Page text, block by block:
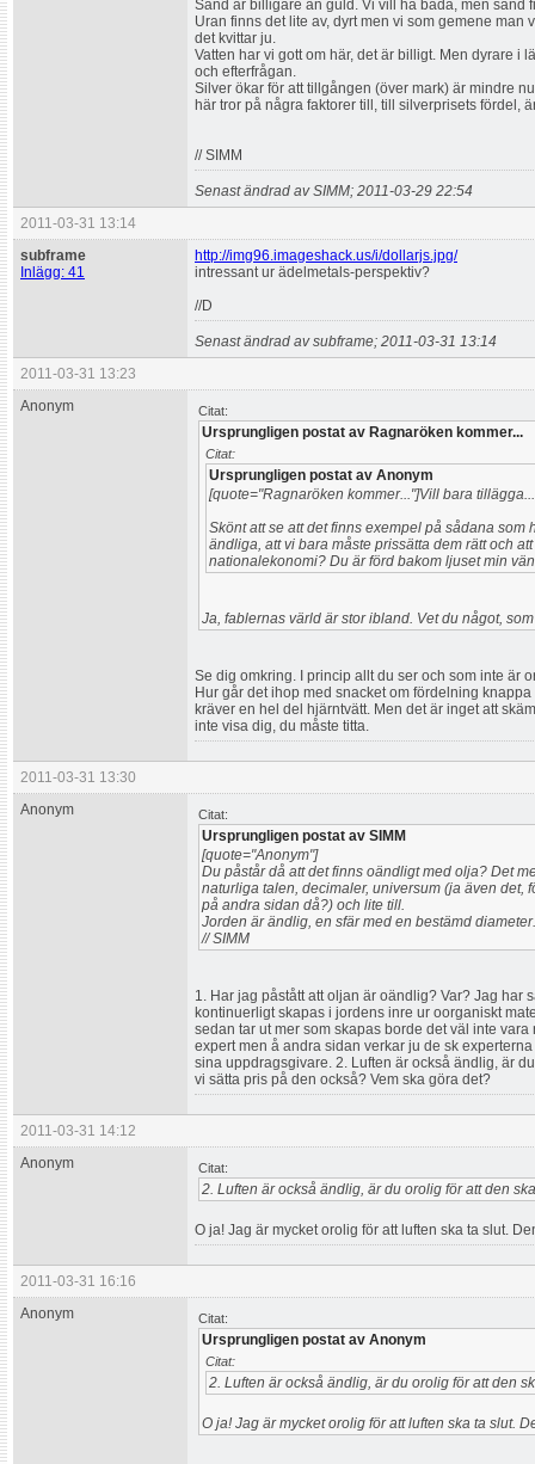
Sand är billigare än guld. Vi vill ha båda, men sand
Uran finns det lite av, dyrt men vi som gemene man
det kvittar ju.
Vatten har vi gott om här, det är billigt. Men dyrare i
och efterfrågan.
Silver ökar för att tillgången (över mark) är mindre
här tror på några faktorer till, till silverprisets fördel,
// SIMM
Senast ändrad av SIMM; 2011-03-29 22:54
2011-03-31 13:14
subframe
Inlägg: 41
http://img96.imageshack.us/i/dollarjs.jpg/
intressant ur ädelmetals-perspektiv?
//D
Senast ändrad av subframe; 2011-03-31 13:14
2011-03-31 13:23
Anonym
Citat:
Ursprungligen postat av Ragnaröken kommer...
Citat:
Ursprungligen postat av Anonym
[quote="Ragnaröken kommer..."]Vill bara tillägga...
Skönt att se att det finns exempel på sådana som
ändliga, att vi bara måste prissätta dem rätt och
nationalekonomi? Du är förd bakom ljuset min
Ja, fablernas värld är stor ibland. Vet du något,
Se dig omkring. I princip allt du ser och som inte är
Hur går det ihop med snacket om fördelning
kräver en hel del hjärntvätt. Men det är inget att
inte visa dig, du måste titta.
2011-03-31 13:30
Anonym
Citat:
Ursprungligen postat av SIMM
[quote="Anonym"]
Du påstår då att det finns oändligt med olja? Det
naturliga talen, decimaler, universum (ja även det,
på andra sidan då?) och lite till.
Jorden är ändlig, en sfär med en bestämd
// SIMM
1. Har jag påstått att oljan är oändlig? Var? Jag har
kontinuerligt skapas i jordens inre ur oorganiskt
sedan tar ut mer som skapas borde det väl inte
expert men å andra sidan verkar ju de sk
sina uppdragsgivare. 2. Luften är också ändlig, är
vi sätta pris på den också? Vem ska göra det?
2011-03-31 14:12
Anonym
Citat:
2. Luften är också ändlig, är du orolig för att den
O ja! Jag är mycket orolig för att luften ska ta slut.
2011-03-31 16:16
Anonym
Citat:
Ursprungligen postat av Anonym
Citat:
2. Luften är också ändlig, är du orolig för att den
O ja! Jag är mycket orolig för att luften ska ta slut.